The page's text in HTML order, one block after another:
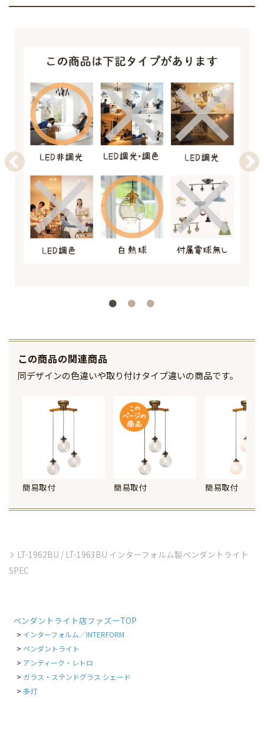
この商品の関連商品
同デザインの色違いや取り付けタイプ違いの商品です。
簡易取付 簡易取付 簡易取付
LT-1962BU / LT-1963BU インターフォルム製ペンダントライト
SPEC
ペンダントライト店ファズーTOP
インターフォルム／INTERFORM
ペンダントライト
アンティーク・レトロ
ガラス・ステンドグラス シェード
多灯